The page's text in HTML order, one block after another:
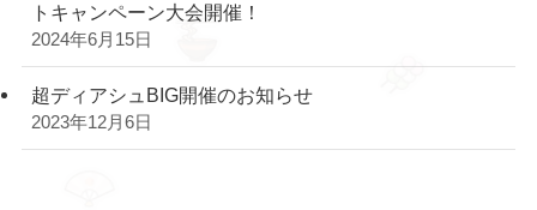
トキャンペーン大会開催！
2024年6月15日
超ディアシュBIG開催のお知らせ
2023年12月6日